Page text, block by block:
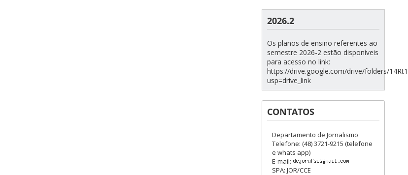
2026.2
Os planos de ensino referentes ao
semestre 2026-2 estão disponíveis
para acesso no link:
https://drive.google.com/drive/folders/
usp=drive_link
CONTATOS
Departamento de Jornalismo
Telefone: (48) 3721-9215 (telefone
e whats app)
E-mail:
SPA: JOR/CCE